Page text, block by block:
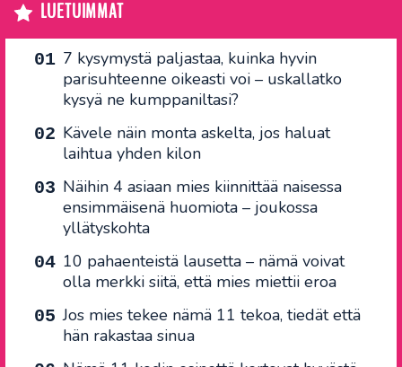
LUETUIMMAT
7 kysymystä paljastaa, kuinka hyvin
parisuhteenne oikeasti voi – uskallatko
kysyä ne kumppaniltasi?
Kävele näin monta askelta, jos haluat
laihtua yhden kilon
Näihin 4 asiaan mies kiinnittää naisessa
ensimmäisenä huomiota – joukossa
yllätyskohta
10 pahaenteistä lausetta – nämä voivat
olla merkki siitä, että mies miettii eroa
Jos mies tekee nämä 11 tekoa, tiedät että
hän rakastaa sinua